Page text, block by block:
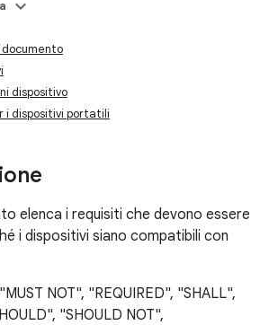
dispositivo
i dispositivi portatili
elenca i requisiti che devono essere
i dispositivi siano compatibili con
NOT", "REQUIRED", "SHALL",
"SHOULD NOT",